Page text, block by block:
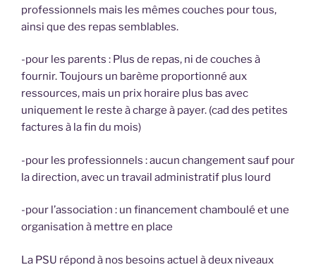
professionnels mais les mêmes couches pour tous,
ainsi que des repas semblables.
-pour les parents : Plus de repas, ni de couches à
fournir. Toujours un barème proportionné aux
ressources, mais un prix horaire plus bas avec
uniquement le reste à charge à payer. (cad des petites
factures à la fin du mois)
-pour les professionnels : aucun changement sauf pour
la direction, avec un travail administratif plus lourd
-pour l’association : un financement chamboulé et une
organisation à mettre en place
La PSU répond à nos besoins actuel à deux niveaux